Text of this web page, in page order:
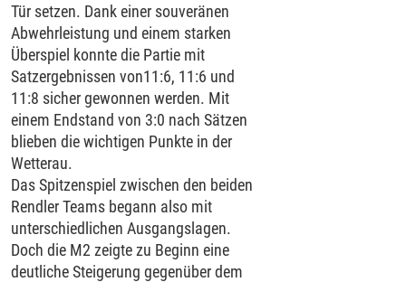
Tür setzen. Dank einer souveränen
Abwehrleistung und einem starken
Überspiel konnte die Partie mit
Satzergebnissen von11:6, 11:6 und
11:8 sicher gewonnen werden. Mit
einem Endstand von 3:0 nach Sätzen
blieben die wichtigen Punkte in der
Wetterau.
Das Spitzenspiel zwischen den beiden
Rendler Teams begann also mit
unterschiedlichen Ausgangslagen.
Doch die M2 zeigte zu Beginn eine
deutliche Steigerung gegenüber dem